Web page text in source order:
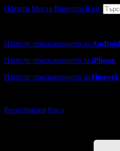
Оферти Места Винетки Блог
Изтегли приложението за Android
Изтегли приложението за iPhone.
Изтегли приложението за Huawei.
Регистрация Вход